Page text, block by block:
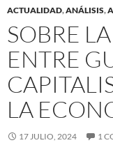
ACTUALIDAD,ANÁLISIS,
SOBRE
ENTRE
LA
17 JULIO, 2024 1